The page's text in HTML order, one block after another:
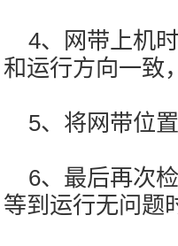
4、网带上机
和运行方向一致
5、将网带位
6、最后再次
等到运行无问题